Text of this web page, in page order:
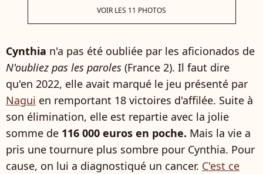
VOIR LES 11 PHOTOS
Cynthia n'a pas été oubliée par les aficionados de
N'oubliez pas les paroles (France 2). Il faut dire
qu'en 2022, elle avait marqué le jeu présenté par
Nagui en remportant 18 victoires d'affilée. Suite à
son élimination, elle est repartie avec la jolie
somme de 116 000 euros en poche. Mais la vie a
pris une tournure plus sombre pour Cynthia. Pour
cause, on lui a diagnostiqué un cancer. C'est ce